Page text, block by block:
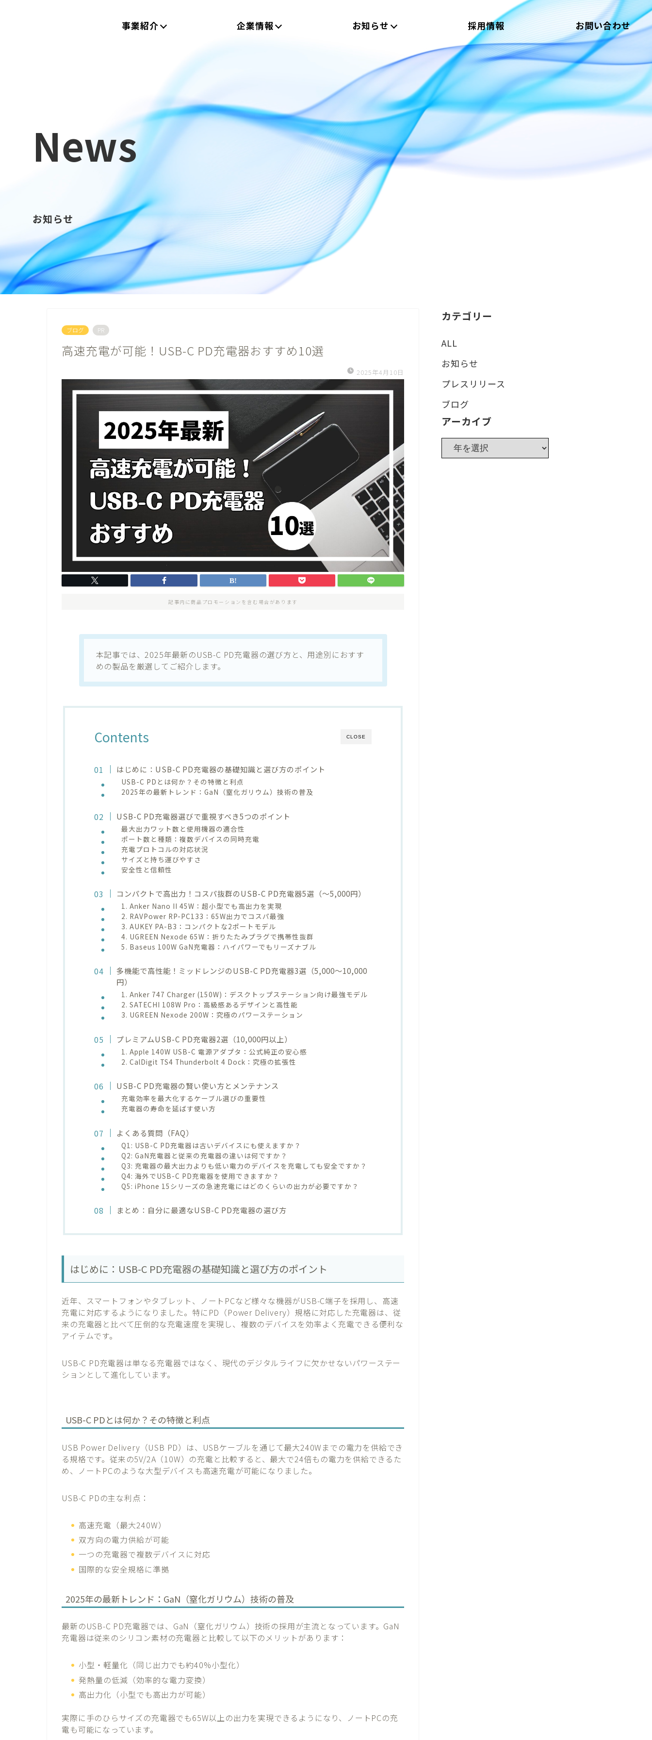
事業紹介 企業情報 お知らせ 採用情報 お問い合わせ
News
お知らせ
ブログ PR
高速充電が可能！USB-C PD充電器おすすめ10選
2025年4月10日
記事内に商品プロモーションを含む場合があります
本記事では、2025年最新のUSB-C PD充電器の選び方と、用途別におすす
めの製品を厳選してご紹介します。
CLOSE
Contents
はじめに：USB-C PD充電器の基礎知識と選び方のポイント
USB-C PDとは何か？その特徴と利点
2025年の最新トレンド：GaN（窒化ガリウム）技術の普及
USB-C PD充電器選びで重視すべき5つのポイント
最大出力ワット数と使用機器の適合性
ポート数と種類：複数デバイスの同時充電
充電プロトコルの対応状況
サイズと持ち運びやすさ
安全性と信頼性
コンパクトで高出力！コスパ抜群のUSB-C PD充電器5選（〜5,000円）
1. Anker Nano II 45W：超小型でも高出力を実現
2. RAVPower RP-PC133：65W出力でコスパ最強
3. AUKEY PA-B3：コンパクトな2ポートモデル
4. UGREEN Nexode 65W：折りたたみプラグで携帯性抜群
5. Baseus 100W GaN充電器：ハイパワーでもリーズナブル
多機能で高性能！ミッドレンジのUSB-C PD充電器3選（5,000〜10,000
円）
1. Anker 747 Charger (150W)：デスクトップステーション向け最強モデル
2. SATECHI 108W Pro：高級感あるデザインと高性能
3. UGREEN Nexode 200W：究極のパワーステーション
プレミアムUSB-C PD充電器2選（10,000円以上）
1. Apple 140W USB-C 電源アダプタ：公式純正の安心感
2. CalDigit TS4 Thunderbolt 4 Dock：究極の拡張性
USB-C PD充電器の賢い使い方とメンテナンス
充電効率を最大化するケーブル選びの重要性
充電器の寿命を延ばす使い方
よくある質問（FAQ）
Q1: USB-C PD充電器は古いデバイスにも使えますか？
Q2: GaN充電器と従来の充電器の違いは何ですか？
Q3: 充電器の最大出力よりも低い電力のデバイスを充電しても安全ですか？
Q4: 海外でUSB-C PD充電器を使用できますか？
Q5: iPhone 15シリーズの急速充電にはどのくらいの出力が必要ですか？
まとめ：自分に最適なUSB-C PD充電器の選び方
はじめに：USB-C PD充電器の基礎知識と選び方のポイント
近年、スマートフォンやタブレット、ノートPCなど様々な機器がUSB-C端子を採用し、高速
充電に対応するようになりました。特にPD（Power Delivery）規格に対応した充電器は、従
来の充電器と比べて圧倒的な充電速度を実現し、複数のデバイスを効率よく充電できる便利な
アイテムです。
USB-C PD充電器は単なる充電器ではなく、現代のデジタルライフに欠かせないパワーステー
ションとして進化しています。
USB-C PDとは何か？その特徴と利点
USB Power Delivery（USB PD）は、USBケーブルを通じて最大240Wまでの電力を供給でき
る規格です。従来の5V/2A（10W）の充電と比較すると、最大で24倍もの電力を供給できるた
め、ノートPCのような大型デバイスも高速充電が可能になりました。
USB-C PDの主な利点：
高速充電（最大240W）
双方向の電力供給が可能
一つの充電器で複数デバイスに対応
国際的な安全規格に準拠
2025年の最新トレンド：GaN（窒化ガリウム）技術の普及
最新のUSB-C PD充電器では、GaN（窒化ガリウム）技術の採用が主流となっています。GaN
充電器は従来のシリコン素材の充電器と比較して以下のメリットがあります：
小型・軽量化（同じ出力でも約40%小型化）
発熱量の低減（効率的な電力変換）
高出力化（小型でも高出力が可能）
実際に手のひらサイズの充電器でも65W以上の出力を実現できるようになり、ノートPCの充
電も可能になっています。
カテゴリー
ALL
お知らせ
プレスリリース
ブログ
アーカイブ